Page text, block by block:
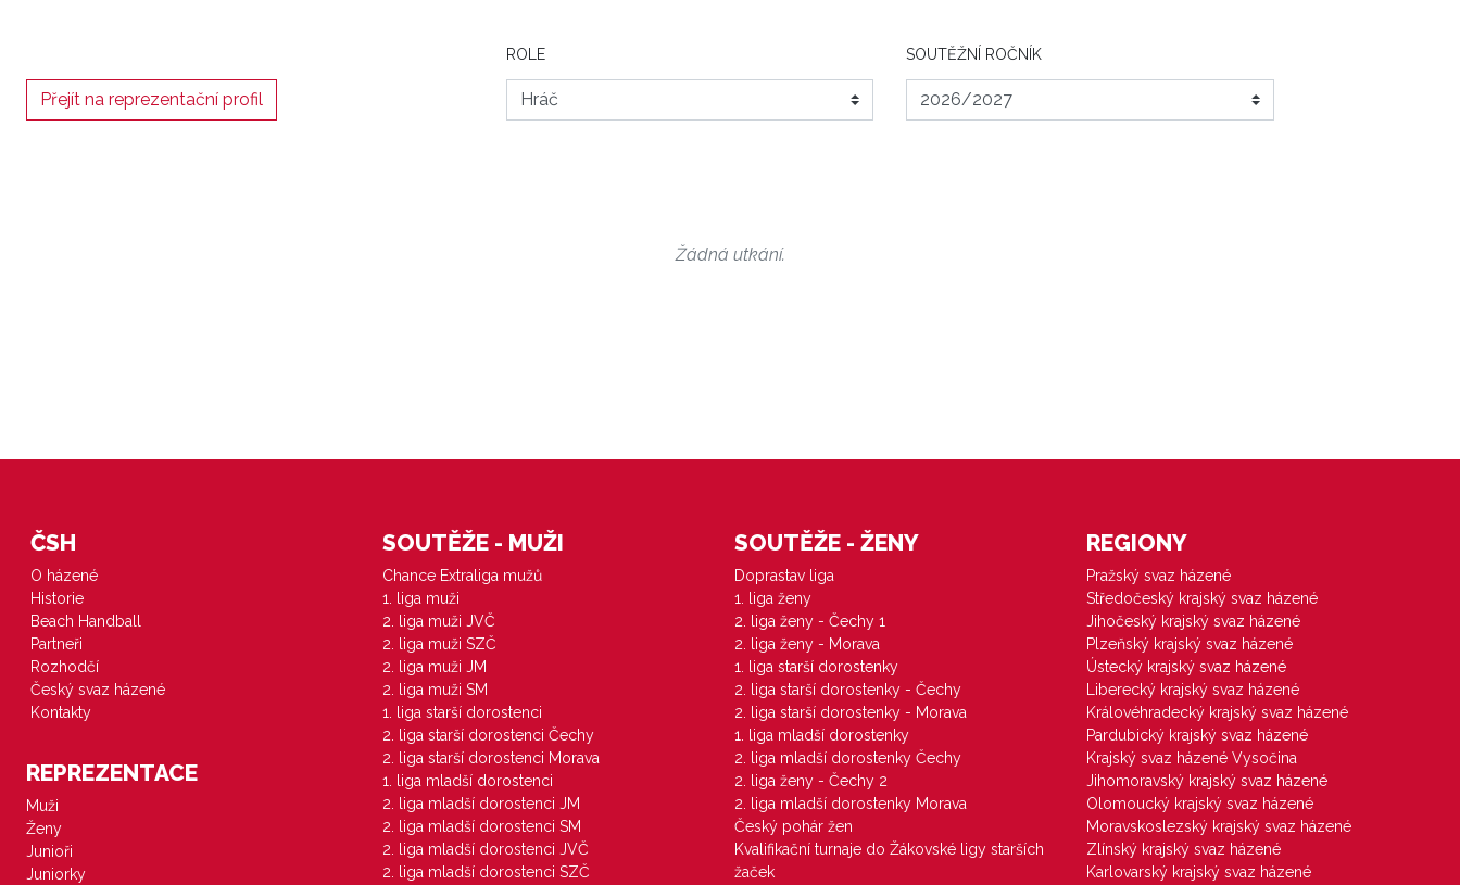
Přejít na reprezentační profil
ROLE SOUTĚŽNÍ ROČNÍK
Žádná utkání.
ČSH
O házené
Historie
Beach Handball
Partneři
Rozhodčí
Český svaz házené
Kontakty
REPREZENTACE
Muži
Ženy
Junioři
Juniorky
SOUTĚŽE - MUŽI
Chance Extraliga mužů
1. liga muži
2. liga muži JVČ
2. liga muži SZČ
2. liga muži JM
2. liga muži SM
1. liga starší dorostenci
2. liga starší dorostenci Čechy
2. liga starší dorostenci Morava
1. liga mladší dorostenci
2. liga mladší dorostenci JM
2. liga mladší dorostenci SM
2. liga mladší dorostenci JVČ
2. liga mladší dorostenci SZČ
SOUTĚŽE - ŽENY
Doprastav liga
1. liga ženy
2. liga ženy - Čechy 1
2. liga ženy - Morava
1. liga starší dorostenky
2. liga starší dorostenky - Čechy
2. liga starší dorostenky - Morava
1. liga mladší dorostenky
2. liga mladší dorostenky Čechy
2. liga ženy - Čechy 2
2. liga mladší dorostenky Morava
Český pohár žen
Kvalifikační turnaje do Žákovské ligy starších
žaček
REGIONY
Pražský svaz házené
Středočeský krajský svaz házené
Jihočeský krajský svaz házené
Plzeňský krajský svaz házené
Ústecký krajský svaz házené
Liberecký krajský svaz házené
Královéhradecký krajský svaz házené
Pardubický krajský svaz házené
Krajský svaz házené Vysočina
Jihomoravský krajský svaz házené
Olomoucký krajský svaz házené
Moravskoslezský krajský svaz házené
Zlínský krajský svaz házené
Karlovarský krajský svaz házené